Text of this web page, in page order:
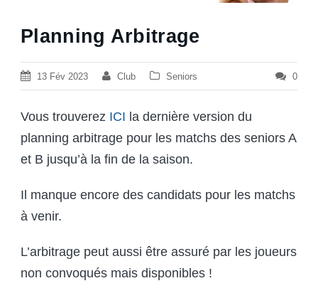
Planning Arbitrage
13 Fév 2023 Club Seniors 0
Vous trouverez ICI la dernière version du
planning arbitrage pour les matchs des seniors A
et B jusqu’à la fin de la saison.
Il manque encore des candidats pour les matchs
à venir.
L’arbitrage peut aussi être assuré par les joueurs
non convoqués mais disponibles !